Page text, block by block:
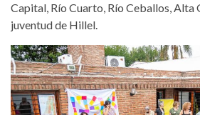
Capital, Río Cuarto, Río Ceballos, Alta
juventud de Hillel.